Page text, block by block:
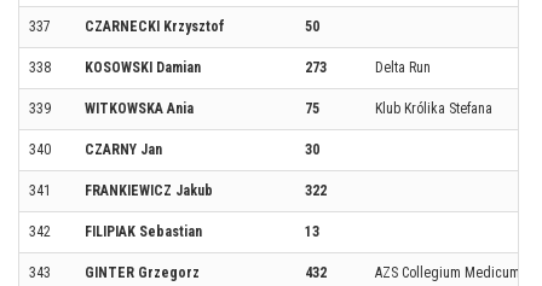
337 CZARNECKI Krzysztof 50
338 KOSOWSKI Damian 273 Delta Run
339 WITKOWSKA Ania 75 Klub Królika Stefana
340 CZARNY Jan 30
341 FRANKIEWICZ Jakub 322
342 FILIPIAK Sebastian 13
343 GINTER Grzegorz 432 AZS Collegium Medicum UJ